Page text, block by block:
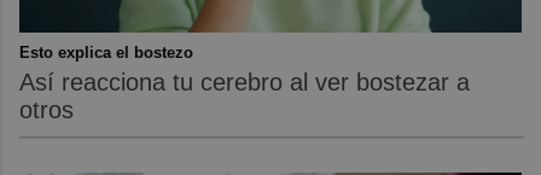
Esto explica el bostezo
Así reacciona tu cerebro al ver bostezar a
otros